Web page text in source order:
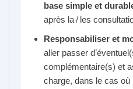
base simple et
après la / les
Responsabiliser et
aller passer
complémentaire(s) et
charge, dans le cas où